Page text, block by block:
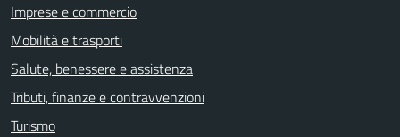
Imprese e commercio
Mobilità e trasporti
Salute, benessere e assistenza
Tributi, finanze e contravvenzioni
Turismo